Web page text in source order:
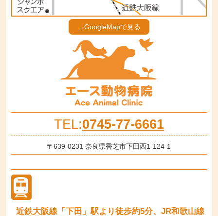
→GoogleMapで見る
TEL:0745-77-6661
〒639-0231奈良県香芝市下田西1-124-1
近鉄大阪線「下田」駅より徒歩約5分、JR和歌山線